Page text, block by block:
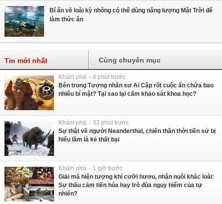
Bí ẩn về loài kỳ nhông có thể dùng năng lượng Mặt Trời để
làm thức ăn
Tin mới nhất Cùng chuyên mục
Khám phá - 4 phút trước
Bên trong Tượng nhân sư Ai Cập rốt cuộc ẩn chứa bao
nhiêu bí mật? Tại sao lại cấm khảo sát khoa học?
Khám phá - 33 phút trước
Sự thật về người Neanderthal, chiến thần thời tiền sử bị
hiểu lầm là kẻ thất bại
Khám phá - 1 giờ trước
Giải mã hiện tượng khỉ cưỡi hươu, nhận nuôi khác loài:
Sự thấu cảm tiến hóa hay trò đùa nguy hiểm của tự
nhiên?